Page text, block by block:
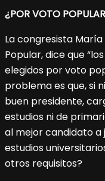
¿POR VOTO
La congresista
Popular, dice que
elegidos por voto
problema es que, si
buen presidente,
estudios ni de
al mejor candidato a
estudios
otros requisitos?